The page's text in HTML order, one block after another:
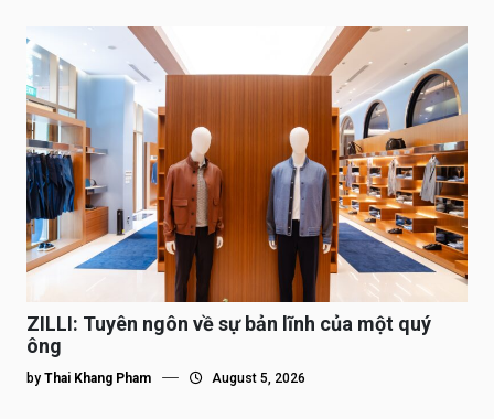
ZILLI: Tuyên ngôn về sự bản lĩnh của một quý
ông
by Thai Khang Pham August 5, 2026